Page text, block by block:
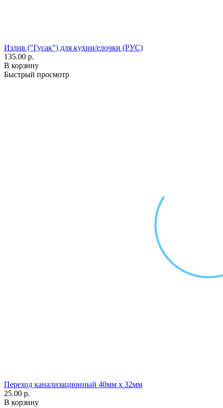
Излив ("Гусак") для кухни/елочки (РУС)
135.00 р.
В корзину
Быстрый просмотр
Переход канализационный 40мм х 32мм
25.00 р.
В корзину